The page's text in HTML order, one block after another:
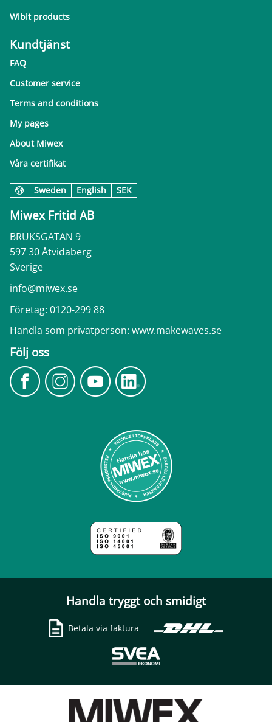
Wibit products
Kundtjänst
FAQ
Customer service
Terms and conditions
My pages
About Miwex
Våra certifikat
Sweden English SEK
Miwex Fritid AB
BRUKSGATAN 9
597 30 Åtvidaberg
Sverige
info@miwex.se
Företag: 0120-299 88
Handla som privatperson: www.makewaves.se
Följ oss
Handla tryggt och smidigt
Betala via faktura